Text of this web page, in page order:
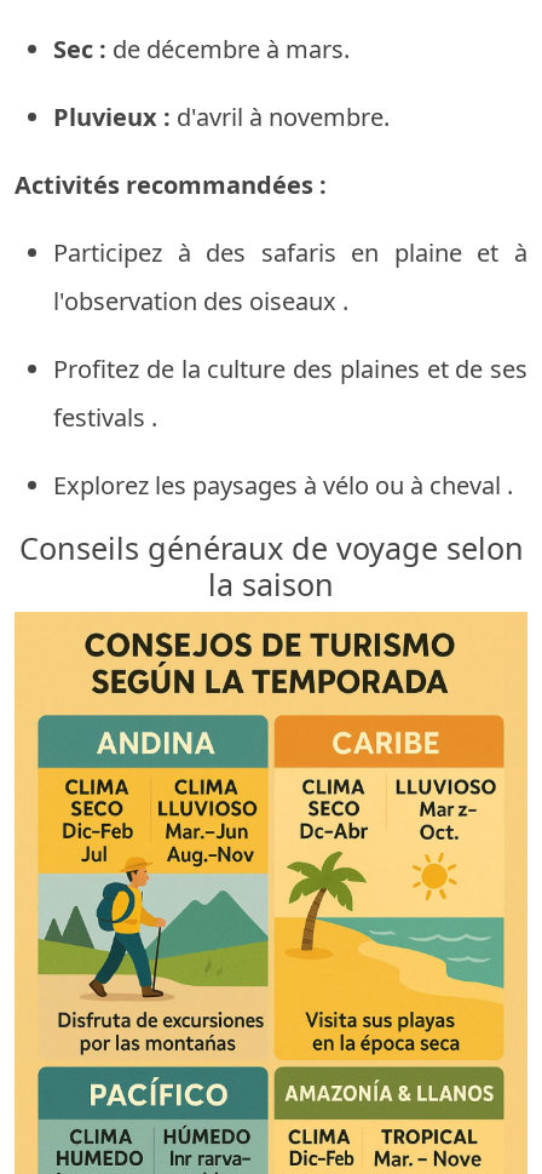
Sec : de décembre à mars.
Pluvieux : d'avril à novembre.
Activités recommandées :
Participez à des safaris en plaine et à
l'observation des oiseaux .
Profitez de la culture des plaines et de ses
festivals .
Explorez les paysages à vélo ou à cheval .
Conseils généraux de voyage selon
la saison